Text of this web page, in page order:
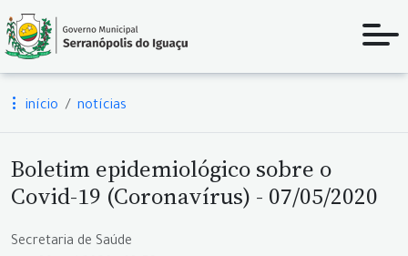
início notícias
Boletim epidemiológico sobre o
Covid-19 (Coronavírus) - 07/05/2020
Secretaria de Saúde